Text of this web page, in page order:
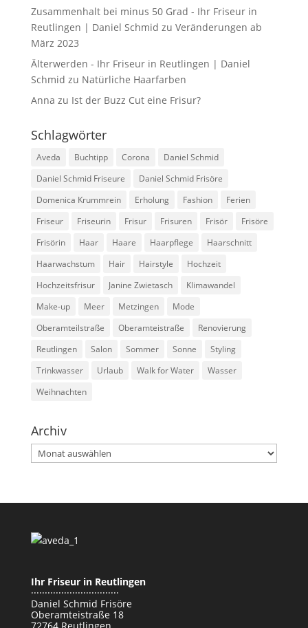
Zusammenhalt bei minus 50 Grad - Ihr Friseur in
Reutlingen | Daniel Schmid zu Veränderungen ab
März 2023
Älterwerden - Ihr Friseur in Reutlingen | Daniel
Schmid zu Natürliche Haarfarben
Anna zu Ist der Buzz Cut eine Frisur?
Schlagwörter
Aveda Buchtipp Corona
Daniel Schmid
Daniel Schmid Friseure
Daniel Schmid Frisöre
Domenica Krummrein
Erholung Fashion
Ferien
Friseur
Friseurin Frisur Frisuren Frisör
Frisöre
Frisörin
Haar Haare Haarpflege
Haarschnitt
Haarwachstum
Hair Hairstyle
Hochzeit
Hochzeitsfrisur
Janine Zwietasch
Klimawandel
Make-up
Meer Metzingen
Mode
Oberamteilstraße
Oberamteistraße
Renovierung
Reutlingen
Salon Sommer Sonne
Styling
Trinkwasser
Urlaub Walk for Water
Wasser
Weihnachten
Archiv
Archiv
Ihr Friseur in Reutlingen
································
Daniel Schmid Frisöre
Oberamteistraße 18